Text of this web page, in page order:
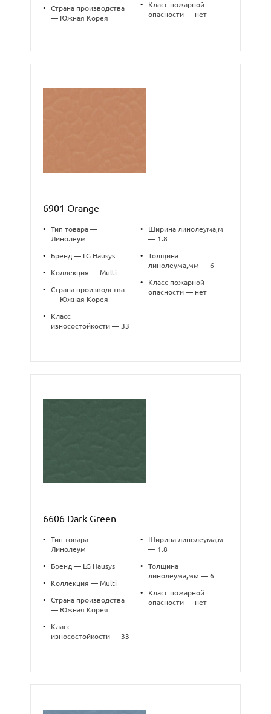
•
Страна производства
— Южная Корея
•
Класс пожарной
опасности — нет
6901 Orange
•
Тип товара —
Линолеум
• Бренд — LG Hausys
• Коллекция — Multi
•
Страна производства
— Южная Корея
•
Класс
износостойкости — 33
•
Ширина линолеума,м
— 1.8
•
Толщина
линолеума,мм — 6
•
Класс пожарной
опасности — нет
6606 Dark Green
•
Тип товара —
Линолеум
• Бренд — LG Hausys
• Коллекция — Multi
•
Страна производства
— Южная Корея
•
Класс
износостойкости — 33
•
Ширина линолеума,м
— 1.8
•
Толщина
линолеума,мм — 6
•
Класс пожарной
опасности — нет